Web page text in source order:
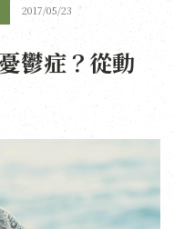
2017/05/23
鬱症？從動